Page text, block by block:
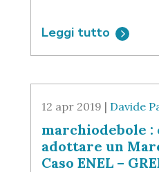
Leggi tutto
12 apr 2019 | Davide
marchiodebole
adottare un
Caso ENEL –